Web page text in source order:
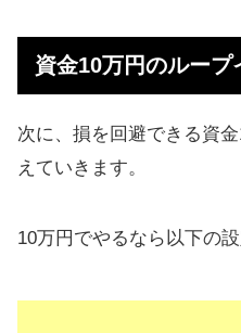
資金10万円のルー
次に、損を回避できる資
えていきます。
10万円でやるなら以下の